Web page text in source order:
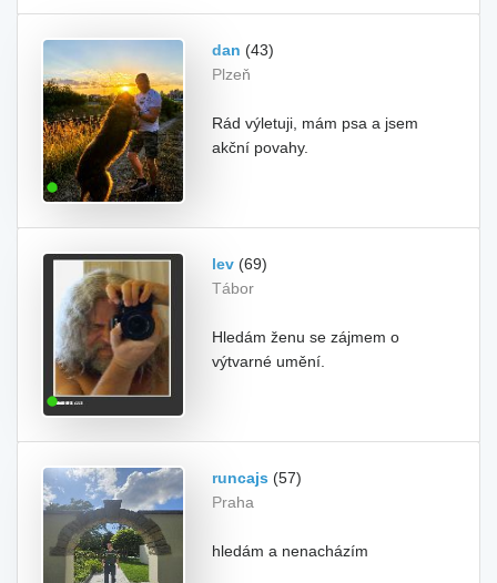
dan (43)
Plzeň
Rád výletuji, mám psa a jsem
akční povahy.
lev (69)
Tábor
Hledám ženu se zájmem o
výtvarné umění.
runcajs (57)
Praha
hledám a nenacházím